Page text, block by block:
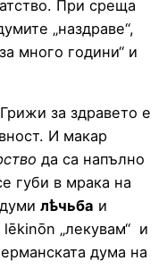
При среща
„наздраве“,
много години“ и
за здравето е
И макар
да са напълно
губи в мрака на
лѣчьба и
lēkinōn „лекувам“ и
дума на